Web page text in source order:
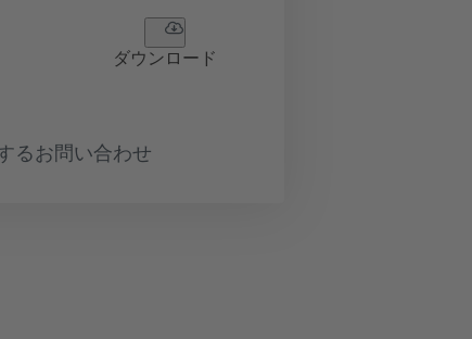
ダウンロード
るお問い合わせ